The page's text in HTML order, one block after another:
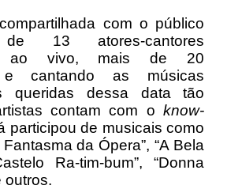
com o público
13 atores-cantores
ao vivo, mais de 20
e cantando as músicas
queridas dessa data tão
contam com oknow-
participou de musicais como
Fantasma da Ópera”, “A Bela
Ra-tim-bum”, “Donna
outros.